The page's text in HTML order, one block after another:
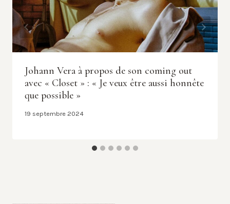
Johann Vera à propos de son coming out
avec « Closet » : « Je veux être aussi honnête
que possible »
19 septembre 2024